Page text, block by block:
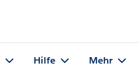
Hilfe Mehr